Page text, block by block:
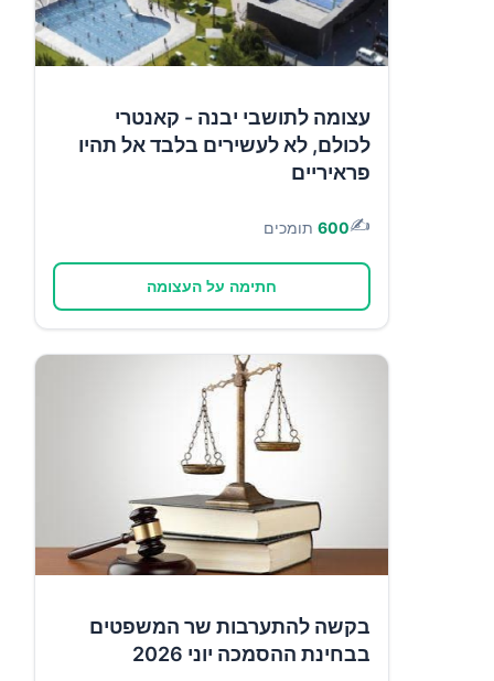
עצומה לתושבי יבנה - קאנטרי
לכולם, לא לעשירים בלבד אל תהיו
פראיריים
✍️
600 תומכים
חתימה על העצומה
בקשה להתערבות שר המשפטים
בבחינת ההסמכה יוני 2026